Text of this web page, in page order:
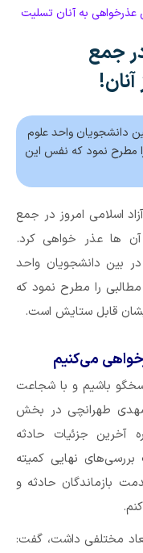
به آنان تسلیت
جمع
دانشجویان واحد علوم
مطرح نمود که نفس این
اسلامی امروز در جمع
ها عذر خواهی کرد.
بین دانشجویان واحد
را مطرح نمود که
قابل ستایش است.
می‌کنیم
باشیم و با شجاعت
طهرانچی در بخش
درباره آخرین جزئیات حادثه
نهایی کمیته
بازماندگان حادثه و
مختلفی داشت، گفت: